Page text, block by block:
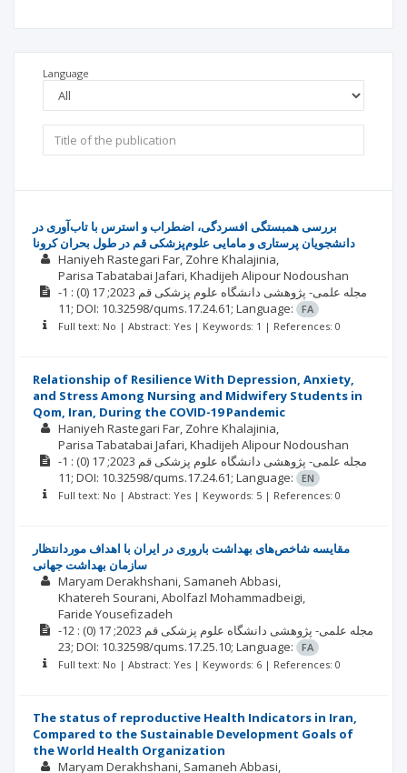
Language
بررسی همبستگی افسردگی، اضطراب و استرس با تاب‌آوری در
دانشجویان پرستاری و مامایی علوم‌پزشکی قم در طول بحران کرونا
Haniyeh Rastegari Far Zohre Khalajinia
Parisa Tabatabai Jafari Khadijeh Alipour Nodoushan
مجله علمی- پژوهشی دانشگاه علوم پزشکی قم 2023; 17
(0)
: 1-
11; DOI: 10.32598/qums.17.24.61; Language:
FA
Full text: No | Abstract: Yes | Keywords: 1 | References: 0
Relationship of Resilience With Depression, Anxiety,
and Stress Among Nursing and Midwifery Students in
Qom, Iran, During the COVID-19 Pandemic
Haniyeh Rastegari Far Zohre Khalajinia
Parisa Tabatabai Jafari Khadijeh Alipour Nodoushan
مجله علمی- پژوهشی دانشگاه علوم پزشکی قم 2023; 17
(0)
: 1-
11; DOI: 10.32598/qums.17.24.61; Language:
EN
Full text: No | Abstract: Yes | Keywords: 5 | References: 0
مقایسه شاخص‌­های بهداشت باروری در ایران با اهداف موردانتظار
سازمان بهداشت جهانی
Maryam Derakhshani Samaneh Abbasi
Khatereh Sourani Abolfazl Mohammadbeigi
Faride Yousefizadeh
مجله علمی- پژوهشی دانشگاه علوم پزشکی قم 2023; 17
(0)
: 12-
23; DOI: 10.32598/qums.17.25.10; Language:
FA
Full text: No | Abstract: Yes | Keywords: 6 | References: 0
The status of reproductive Health Indicators in Iran,
Compared to the Sustainable Development Goals of
the World Health Organization
Maryam Derakhshani Samaneh Abbasi